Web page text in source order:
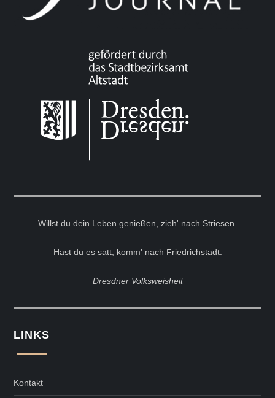
Willst du dein Leben genießen, zieh' nach Striesen.
Hast du es satt, komm' nach Friedrichstadt.
Dresdner Volksweisheit
LINKS
Kontakt